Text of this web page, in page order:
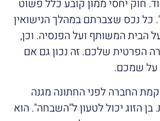
חוק יחסי ממון קובע כלל פשוט
כל נכס שצברתם במהלך הנישואין
הבית המשותף ועל הפנסיה. וכן,
הפרטית שלכם. זה נכון גם אם
שמכם.
החברה לפני החתונה מגנה
בן הזוג יכול לטעון ל"השבחה". הוא